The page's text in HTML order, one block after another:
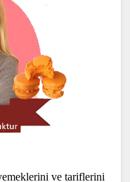
ve tariflerini